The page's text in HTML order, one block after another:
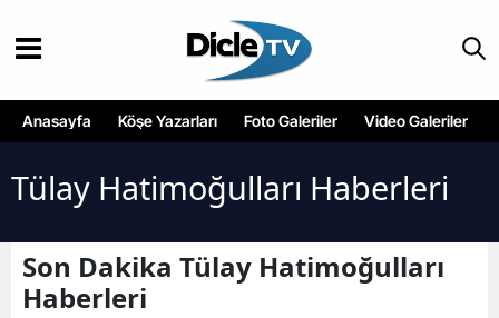
Anasayfa Köşe Yazarları Foto Galeriler Video Galeriler
Tülay Hatimoğulları Haberleri
Son Dakika Tülay Hatimoğulları
Haberleri